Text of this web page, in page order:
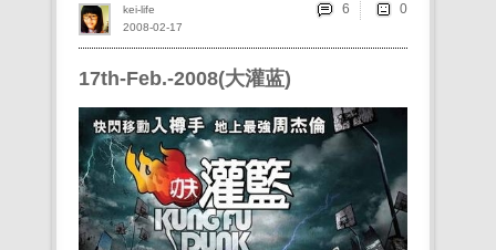
17th-Feb.-2008(大灌蓝)
2008-02-17
kei-life 6